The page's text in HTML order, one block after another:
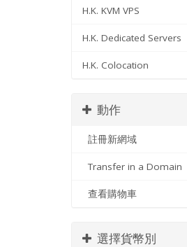
H.K. KVM VPS
H.K. Dedicated Servers
H.K. Colocation
動作
註冊新網域
Transfer in a Domain
查看購物車
選擇貨幣別